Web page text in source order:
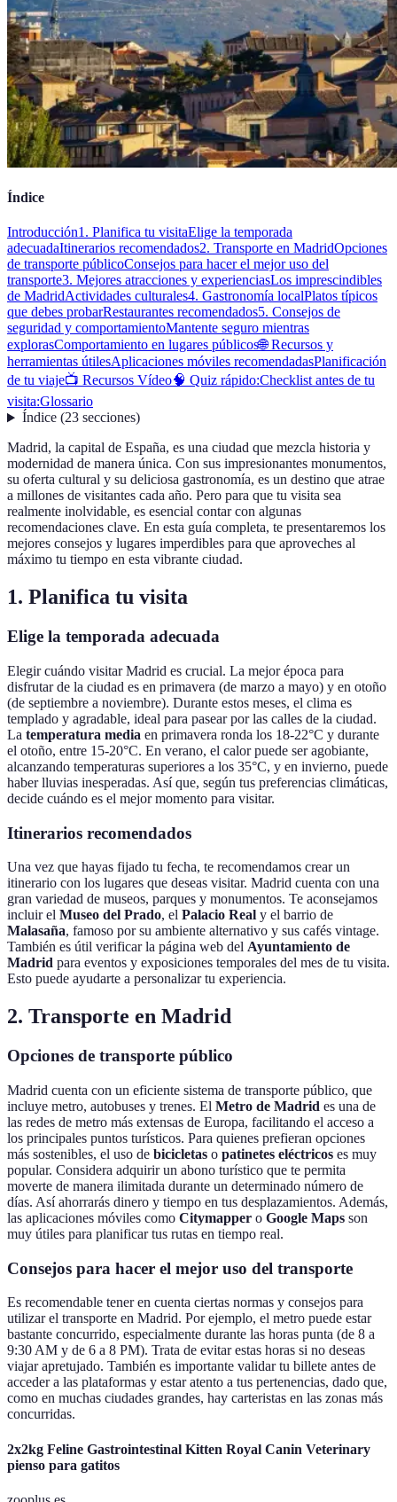
Índice
Introducción1. Planifica tu visitaElige la temporada
adecuadaItinerarios recomendados2. Transporte en MadridOpciones
de transporte públicoConsejos para hacer el mejor uso del
transporte3. Mejores atracciones y experienciasLos imprescindibles
de MadridActividades culturales4. Gastronomía localPlatos típicos
que debes probarRestaurantes recomendados5. Consejos de
seguridad y comportamientoMantente seguro mientras
explorasComportamiento en lugares públicos🌐 Recursos y
herramientas útilesAplicaciones móviles recomendadasPlanificación
de tu viaje📺 Recursos Vídeo🧠 Quiz rápido:Checklist antes de tu
visita:Glossario
Índice(23 secciones)
Madrid, la capital de España, es una ciudad que mezcla historia y
modernidad de manera única. Con sus impresionantes monumentos,
su oferta cultural y su deliciosa gastronomía, es un destino que atrae
a millones de visitantes cada año. Pero para que tu visita sea
realmente inolvidable, es esencial contar con algunas
recomendaciones clave. En esta guía completa, te presentaremos los
mejores consejos y lugares imperdibles para que aproveches al
máximo tu tiempo en esta vibrante ciudad.
1. Planifica tu visita
Elige la temporada adecuada
Elegir cuándo visitar Madrid es crucial. La mejor época para
disfrutar de la ciudad es en primavera (de marzo a mayo) y en otoño
(de septiembre a noviembre). Durante estos meses, el clima es
templado y agradable, ideal para pasear por las calles de la ciudad.
La temperatura media en primavera ronda los 18-22°C y durante
el otoño, entre 15-20°C. En verano, el calor puede ser agobiante,
alcanzando temperaturas superiores a los 35°C, y en invierno, puede
haber lluvias inesperadas. Así que, según tus preferencias climáticas,
decide cuándo es el mejor momento para visitar.
Itinerarios recomendados
Una vez que hayas fijado tu fecha, te recomendamos crear un
itinerario con los lugares que deseas visitar. Madrid cuenta con una
gran variedad de museos, parques y monumentos. Te aconsejamos
incluir el Museo del Prado, el Palacio Real y el barrio de
Malasaña, famoso por su ambiente alternativo y sus cafés vintage.
También es útil verificar la página web del Ayuntamiento de
Madrid para eventos y exposiciones temporales del mes de tu visita.
Esto puede ayudarte a personalizar tu experiencia.
2. Transporte en Madrid
Opciones de transporte público
Madrid cuenta con un eficiente sistema de transporte público, que
incluye metro, autobuses y trenes. El Metro de Madrid es una de
las redes de metro más extensas de Europa, facilitando el acceso a
los principales puntos turísticos. Para quienes prefieran opciones
más sostenibles, el uso de bicicletas o patinetes eléctricos es muy
popular. Considera adquirir un abono turístico que te permita
moverte de manera ilimitada durante un determinado número de
días. Así ahorrarás dinero y tiempo en tus desplazamientos. Además,
las aplicaciones móviles como Citymapper o Google Maps son
muy útiles para planificar tus rutas en tiempo real.
Consejos para hacer el mejor uso del transporte
Es recomendable tener en cuenta ciertas normas y consejos para
utilizar el transporte en Madrid. Por ejemplo, el metro puede estar
bastante concurrido, especialmente durante las horas punta (de 8 a
9:30 AM y de 6 a 8 PM). Trata de evitar estas horas si no deseas
viajar apretujado. También es importante validar tu billete antes de
acceder a las plataformas y estar atento a tus pertenencias, dado que,
como en muchas ciudades grandes, hay carteristas en las zonas más
concurridas.
2x2kg Feline Gastrointestinal Kitten Royal Canin Veterinary
pienso para gatitos